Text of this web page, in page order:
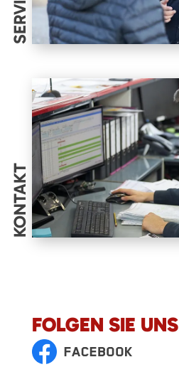
KONTAKT
FOLGEN SIE UNS